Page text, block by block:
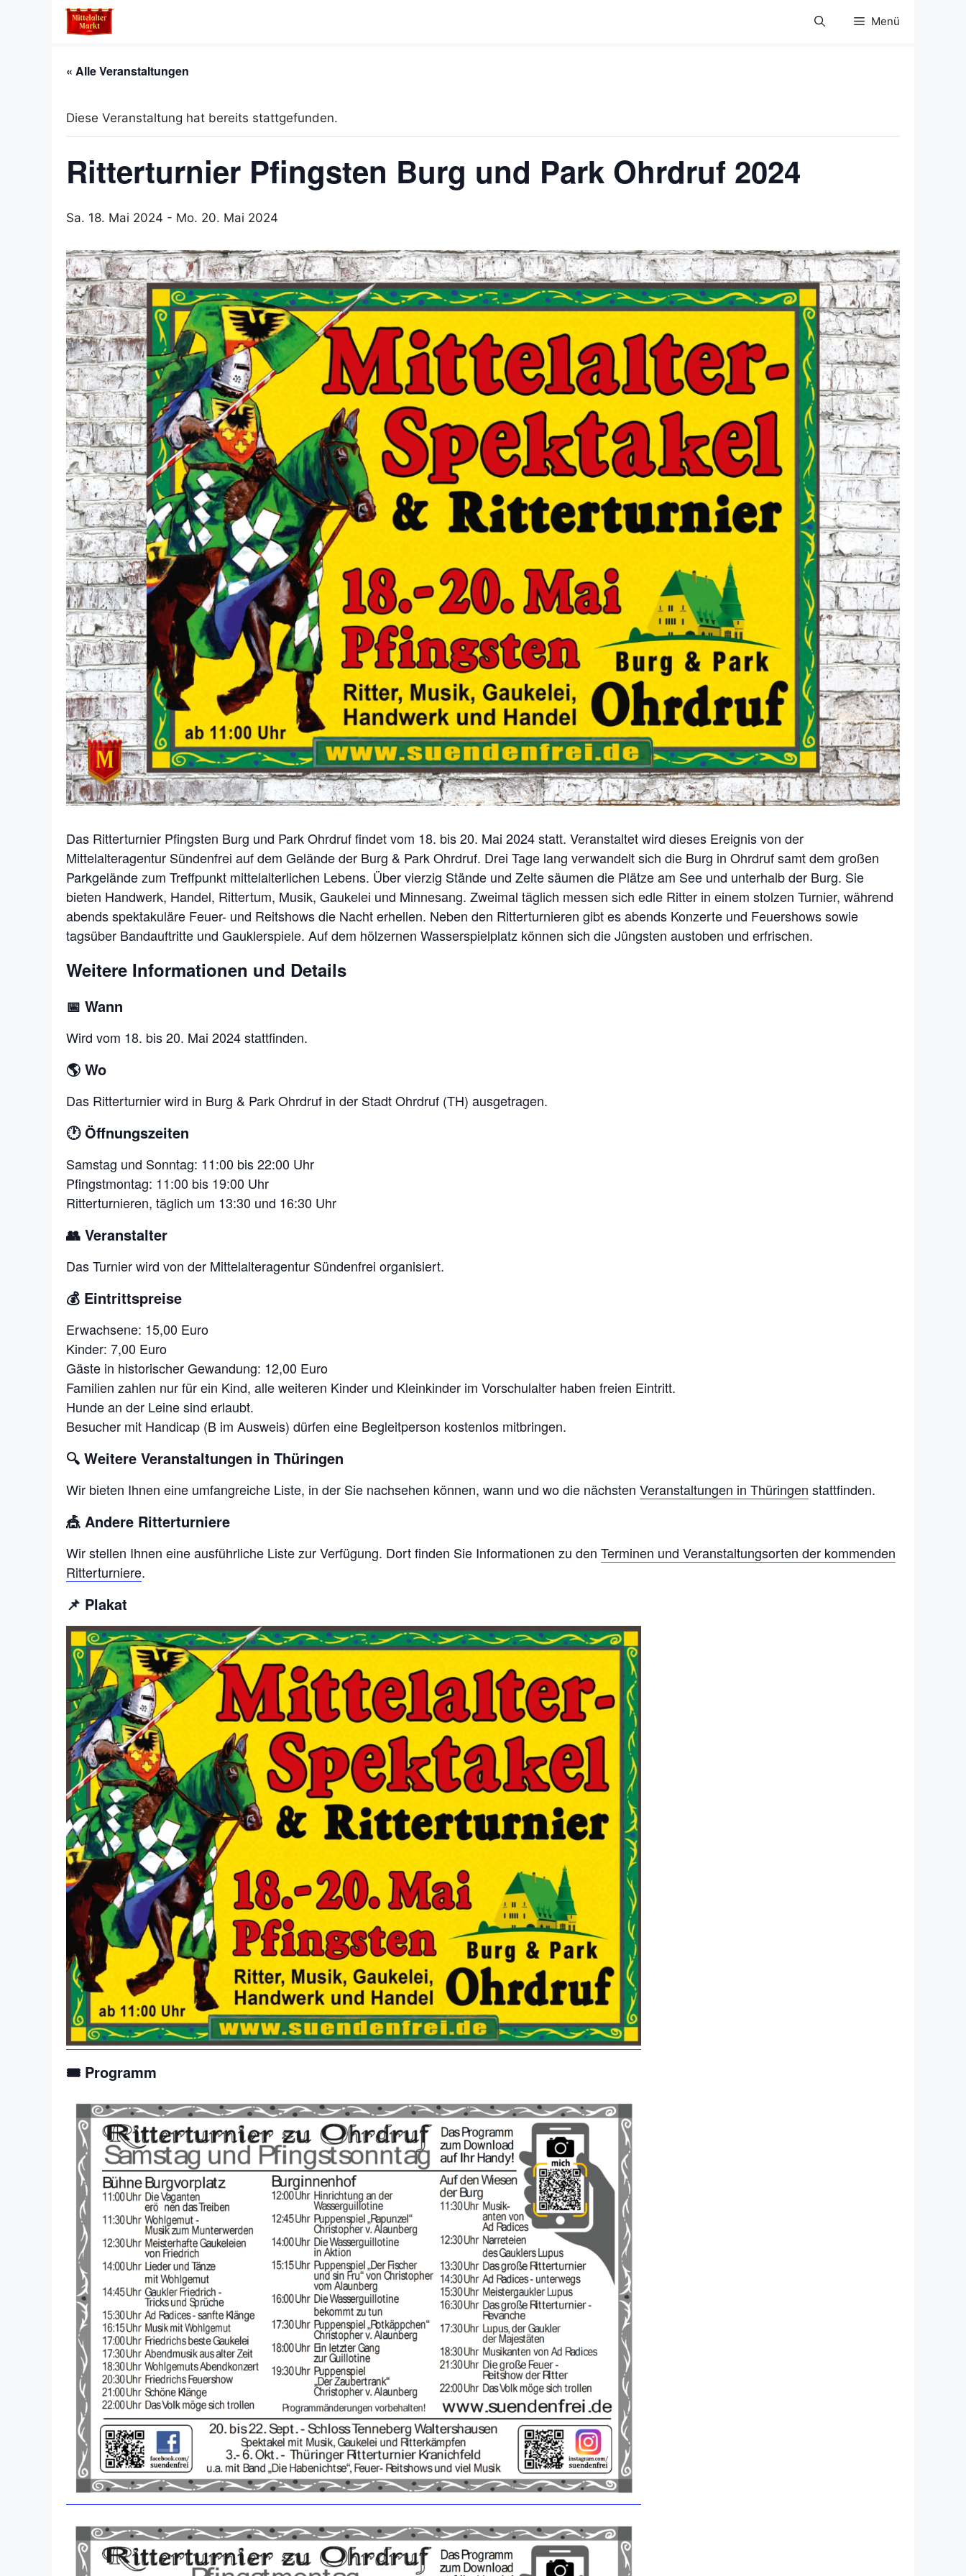
Menü
« Alle Veranstaltungen
Diese Veranstaltung hat bereits stattgefunden.
Ritterturnier Pfingsten Burg und Park Ohrdruf 2024
Sa. 18. Mai 2024 - Mo. 20. Mai 2024
Das Ritterturnier Pfingsten Burg und Park Ohrdruf findet vom 18. bis 20. Mai 2024 statt. Veranstaltet wird dieses Ereignis von der
Mittelalteragentur Sündenfrei auf dem Gelände der Burg & Park Ohrdruf. Drei Tage lang verwandelt sich die Burg in Ohrdruf samt dem großen
Parkgelände zum Treffpunkt mittelalterlichen Lebens. Über vierzig Stände und Zelte säumen die Plätze am See und unterhalb der Burg. Sie
bieten Handwerk, Handel, Rittertum, Musik, Gaukelei und Minnesang. Zweimal täglich messen sich edle Ritter in einem stolzen Turnier, während
abends spektakuläre Feuer- und Reitshows die Nacht erhellen. Neben den Ritterturnieren gibt es abends Konzerte und Feuershows sowie
tagsüber Bandauftritte und Gauklerspiele. Auf dem hölzernen Wasserspielplatz können sich die Jüngsten austoben und erfrischen.
Weitere Informationen und Details
📅 Wann
Wird vom 18. bis 20. Mai 2024 stattfinden.
🌎 Wo
Das Ritterturnier wird in Burg & Park Ohrdruf in der Stadt Ohrdruf (TH) ausgetragen.
🕐 Öffnungszeiten
Samstag und Sonntag: 11:00 bis 22:00 Uhr
Pfingstmontag: 11:00 bis 19:00 Uhr
Ritterturnieren, täglich um 13:30 und 16:30 Uhr
👥 Veranstalter
Das Turnier wird von der Mittelalteragentur Sündenfrei organisiert.
💰 Eintrittspreise
Erwachsene: 15,00 Euro
Kinder: 7,00 Euro
Gäste in historischer Gewandung: 12,00 Euro
Familien zahlen nur für ein Kind, alle weiteren Kinder und Kleinkinder im Vorschulalter haben freien Eintritt.
Hunde an der Leine sind erlaubt.
Besucher mit Handicap (B im Ausweis) dürfen eine Begleitperson kostenlos mitbringen.
🔍 Weitere Veranstaltungen in Thüringen
Wir bieten Ihnen eine umfangreiche Liste, in der Sie nachsehen können, wann und wo die nächsten Veranstaltungen in Thüringen stattfinden.
🎪 Andere Ritterturniere
Wir stellen Ihnen eine ausführliche Liste zur Verfügung. Dort finden Sie Informationen zu den Terminen und Veranstaltungsorten der kommenden
Ritterturniere.
📌 Plakat
🎟️ Programm